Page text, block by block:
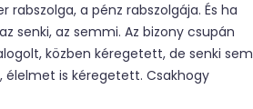
a pénz rabszolgája. És ha
senki, az semmi. Az bizony csupán
közben kéregetett, de senki sem
is kéregetett. Csakhogy